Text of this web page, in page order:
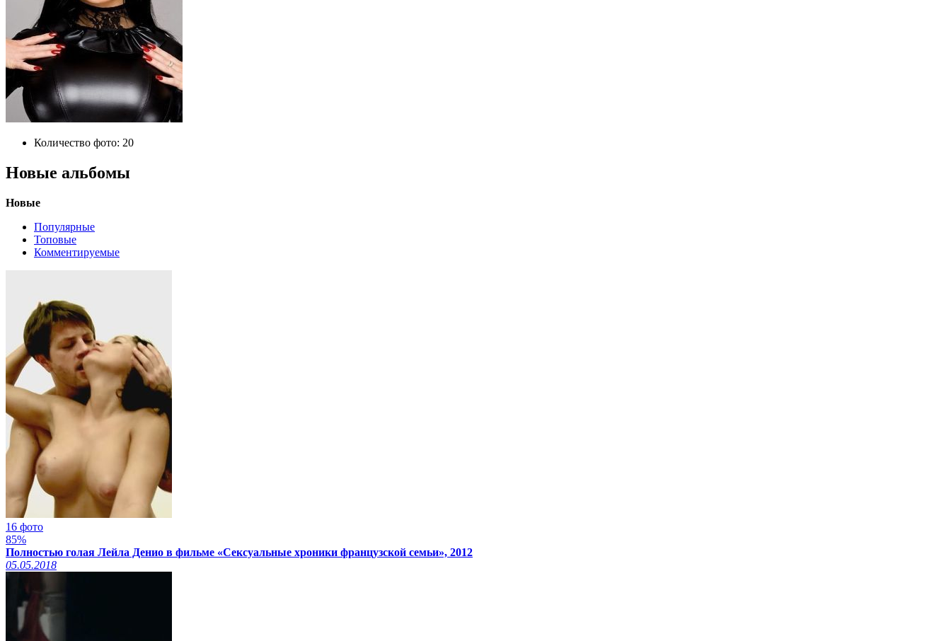
Количество фото: 20
Новые альбомы
Новые
Популярные
Топовые
Комментируемые
16 фото
85%
Полностью голая Лейла Денио в фильме «Сексуальные хроники французской семьи», 2012
05.05.2018